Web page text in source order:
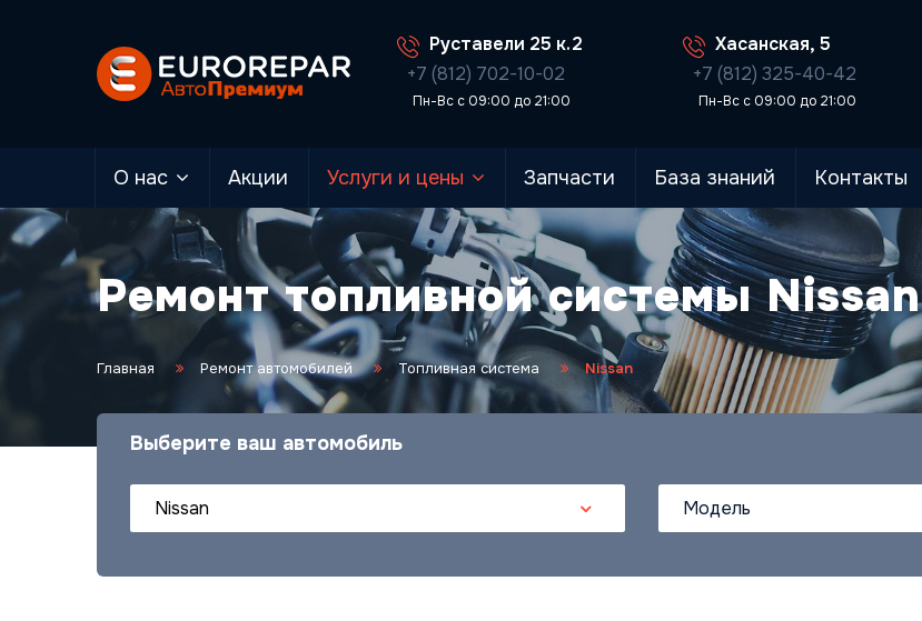
Руставели 25 к.2
+7 (812) 702-10-02
Пн-Вс с 09:00 до 21:00
Хасанская, 5
+7 (812) 325-40-42
Пн-Вс с 09:00 до 21:00
О нас Акции Услуги и цены Запчасти База знаний Контакты
Ремонт топливной системы Nissan
Главная Ремонт автомобилей Топливная система Nissan
Выберите ваш автомобиль
Nissan Модель